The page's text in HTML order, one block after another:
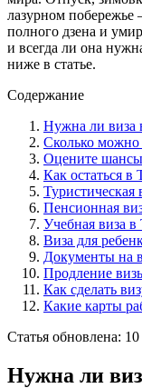
лазурном побережье
полного дзена и
и всегда ли она
ниже в статье.
Содержание
Нужна ли виза
Сколько можно
Оцените шансы
Как остаться в
Туристическая
Пенсионная
Учебная виза в
Виза для
Документы на
Продление
Как сделать
Какие карты
Статья обновлена:
Нужна ли